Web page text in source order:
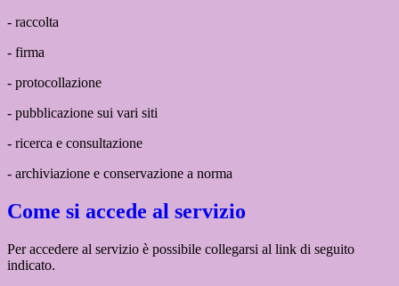
- raccolta
- firma
- protocollazione
- pubblicazione sui vari siti
- ricerca e consultazione
- archiviazione e conservazione a norma
Come si accede al servizio
Per accedere al servizio è possibile collegarsi al link di seguito
indicato.